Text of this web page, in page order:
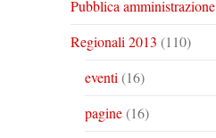
Pubblica amministrazione
Regionali 2013 (110)
eventi (16)
pagine(16)